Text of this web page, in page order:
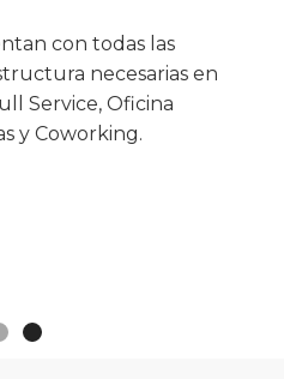
con todas las
necesarias en
Service, Oficina
y Coworking.